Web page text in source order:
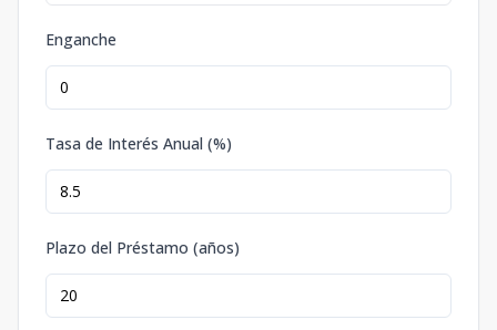
Enganche
Tasa de Interés Anual (%)
Plazo del Préstamo (años)